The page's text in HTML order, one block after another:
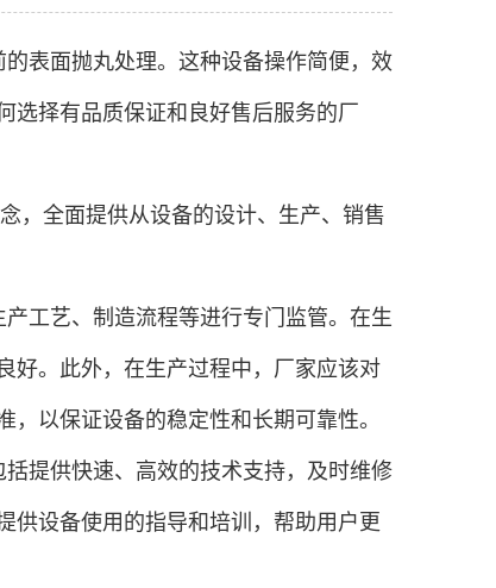
表面抛丸处理。这种设备操作简便，效
选择有品质保证和良好售后服务的厂
，全面提供从设备的设计、生产、销售
工艺、制造流程等进行专门监管。在生
好。此外，在生产过程中，厂家应该对
以保证设备的稳定性和长期可靠性。
提供快速、高效的技术支持，及时维修
供设备使用的指导和培训，帮助用户更